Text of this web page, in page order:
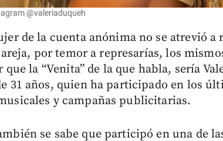
@valeriaduqueh
de la cuenta anónima no se atrevió a
por temor a represarías, los
que la “Venita” de la que habla, sería
31 años, quien ha participado en los
y campañas publicitarias.
se sabe que participó en una de